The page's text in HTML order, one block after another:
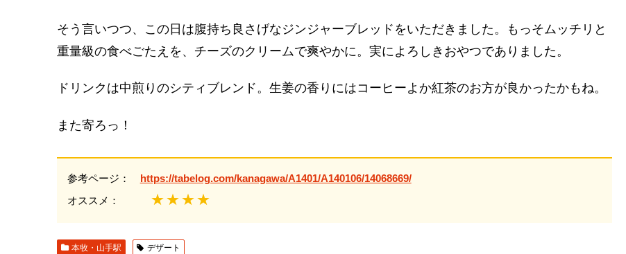
そう言いつつ、この日は腹持ち良さげなジンジャーブレッドをいただきました。もっそムッチリと
重量級の食べごたえを、チーズのクリームで爽やかに。実によろしきおやつでありました。
ドリンクは中煎りのシティブレンド。生姜の香りにはコーヒーよか紅茶のお方が良かったかもね。
また寄ろっ！
参考ページ：
https://tabelog.com/kanagawa/A1401/A140106/14068669/
オススメ： ★★★★
本牧・山手駅 デザート